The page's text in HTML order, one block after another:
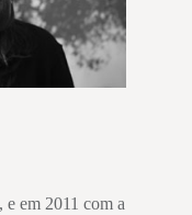
em 2011 com a